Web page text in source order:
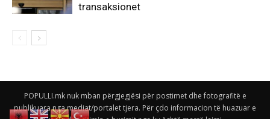
transaksionet
POPULLI.mk nuk mban përgjegjësi për postimet dhe fotografitë e
publikuara nga mediat/portalet tjera. Për çdo informacion të huazuar e